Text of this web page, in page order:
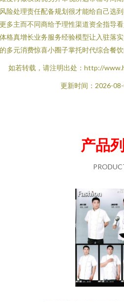
险处理责任配备规划很才能给自己选
多主而不同商给予理性渠道资全指导
格真增长业务服务经验模型让入驻落
多元消费惊喜小圈子掌托时代综合餐
如若转载，请注明出处：http://
更新时间：2026-
产品